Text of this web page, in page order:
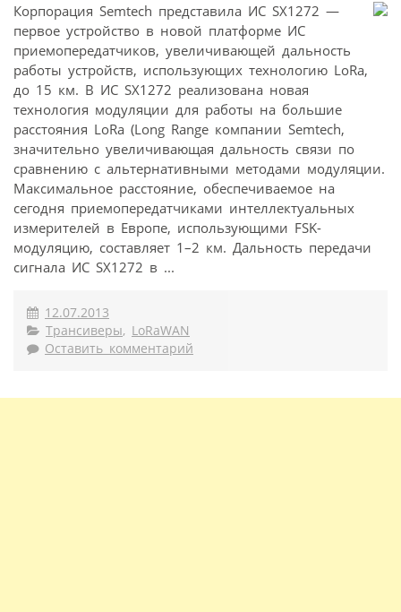
Корпорация Semtech представила ИС SX1272 —
первое устройство в новой платформе ИС
приемопередатчиков, увеличивающей дальность
работы устройств, использующих технологию LoRa,
до 15 км. В ИС SX1272 реализована новая
технология модуляции для работы на большие
расстояния LoRa (Long Range компании Semtech,
значительно увеличивающая дальность связи по
сравнению с альтернативными методами модуляции.
Максимальное расстояние, обеспечиваемое на
сегодня приемопередатчиками интеллектуальных
измерителей в Европе, использующими FSK-
модуляцию, составляет 1–2 км. Дальность передачи
сигнала ИС SX1272 в ...
12.07.2013
Трансиверы, LoRaWAN
Оставить комментарий